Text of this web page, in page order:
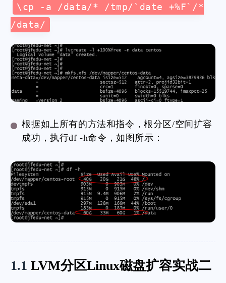
\cp -a /data/* /tmp/`date +%F`/*
/data/
根据如上所有的方法和指令，根分区/空间扩容
成功，执行df -h命令，如图所示：
1.1 LVM分区Linux磁盘扩容实战二